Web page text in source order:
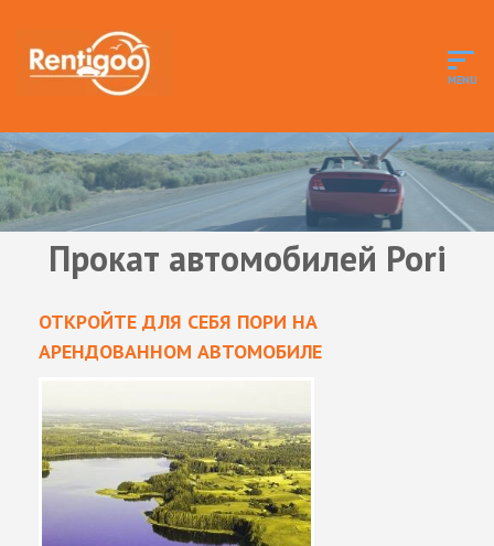
Прокат автомобилей Pori
ОТКРОЙТЕ ДЛЯ СЕБЯ ПОРИ НА
АРЕНДОВАННОМ АВТОМОБИЛЕ